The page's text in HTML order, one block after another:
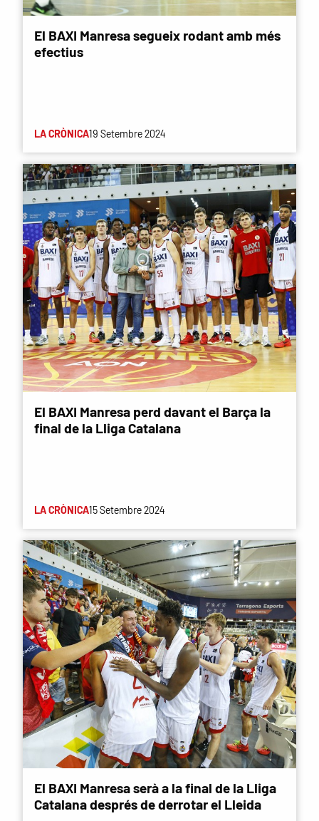
El BAXI Manresa segueix rodant amb més
efectius
LA CRÒNICA19 Setembre 2024
El BAXI Manresa perd davant el Barça la
final de la Lliga Catalana
LA CRÒNICA15 Setembre 2024
El BAXI Manresa serà a la final de la Lliga
Catalana després de derrotar el Lleida